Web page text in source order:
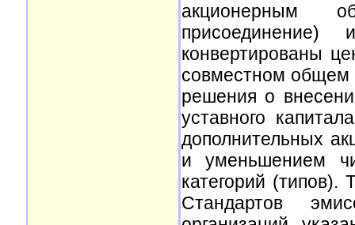
акционерным
конвертированы
совместном общем
решения о
уставного
дополнительных
и уменьшением
категорий (типов).
Стандартов